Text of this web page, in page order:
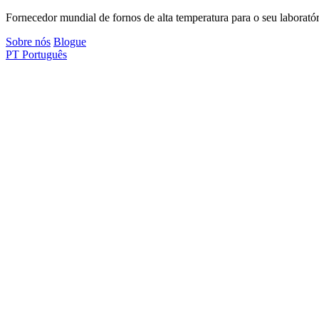
Fornecedor mundial de fornos de alta temperatura para o seu
Sobre nós Blogue
PT Português